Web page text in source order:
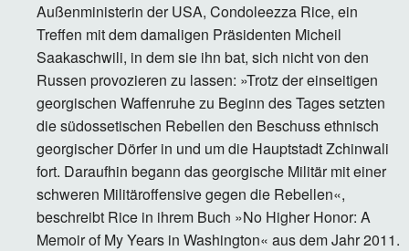
Außenministerin der USA, Condoleezza Rice, ein
Treffen mit dem damaligen Präsidenten Micheil
Saakaschwili, in dem sie ihn bat, sich nicht von den
Russen provozieren zu lassen: »Trotz der einseitigen
georgischen Waffenruhe zu Beginn des Tages setzten
die südossetischen Rebellen den Beschuss ethnisch
georgischer Dörfer in und um die Hauptstadt Zchinwali
fort. Daraufhin begann das georgische Militär mit einer
schweren Militäroffensive gegen die Rebellen«,
beschreibt Rice in ihrem Buch »No Higher Honor: A
Memoir of My Years in Washington« aus dem Jahr 2011.